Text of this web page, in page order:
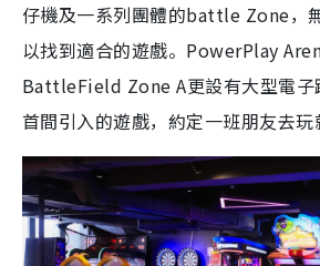
仔機及一系列團體的battle Zone，
以找到適合的遊戲。PowerPlay
BattleField Zone A更設有大型電子
首間引入的遊戲， 約定一班朋友去玩